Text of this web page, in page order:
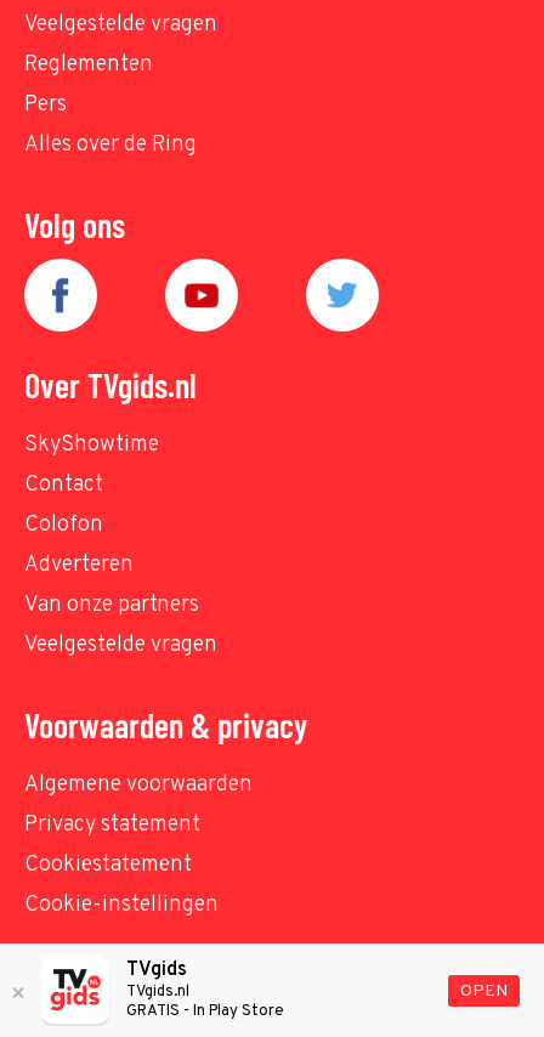
Veelgestelde vragen
Reglementen
Pers
Alles over de Ring
Volg ons
Over TVgids.nl
SkyShowtime
Contact
Colofon
Adverteren
Van onze partners
Veelgestelde vragen
Voorwaarden & privacy
Algemene voorwaarden
Privacy statement
Cookiestatement
Cookie-instellingen
© TVgids.nl 2026 - All rights reserved. No text and
datamining.
TVgids
TVgids.nl
GRATIS - In Play Store
OPEN